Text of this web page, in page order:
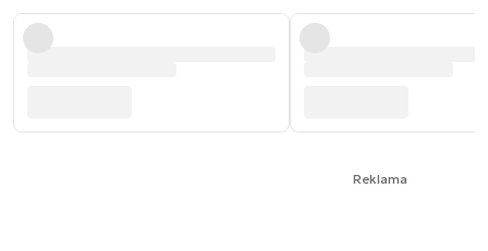
Reklama